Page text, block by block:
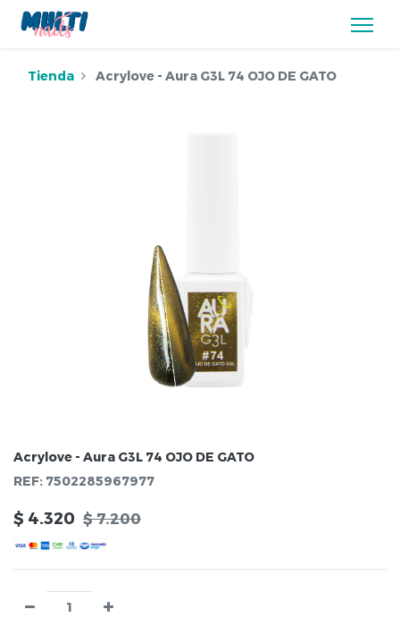
Tienda Acrylove - Aura G3L 74 OJO DE GATO
Acrylove - Aura G3L 74 OJO DE GATO
REF: 7502285967977
$ 4.320 $7.200